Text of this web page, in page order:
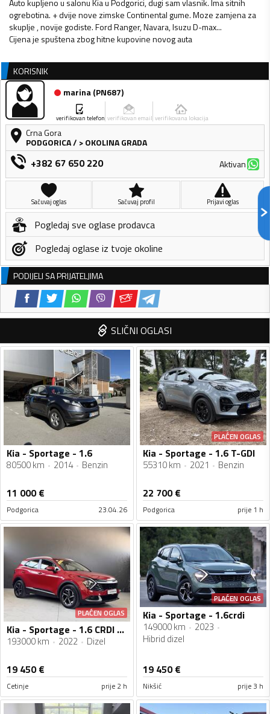
Auto kupljeno u salonu Kia u Podgorici, dugi sam vlasnik. Ima sitnih
ogrebotina. + dvije nove zimske Continental gume. Moze zamjena za
skuplje , novije godiste. Ford Ranger, Navara, Isuzu D-max...
Cijena je spuštena zbog hitne kupovine novog auta
KORISNIK
marina(PN687)
verifikovan telefon verifikovan email verifikovana lokacija
Crna Gora
PODGORICA/ > OKOLINA GRADA
+382 67 650 220 Aktivan
Sačuvaj oglas Sačuvaj profil Prijavi oglas
Pogledaj sve oglase prodavca
Pogledaj oglase iz tvoje okoline
PODIJELI SA PRIJATELJIMA
SLIČNI OGLASI
Kia - Sportage - 1.6
80500 km 2014 Benzin
11 000€
Podgorica 23.04.26
PLAĆEN OGLAS
Kia - Sportage - 1.6 T-GDI
55310 km 2021 Benzin
22 700€
Podgorica prije 1 h
PLAĆEN OGLAS
Kia - Sportage - 1.6 CRDI - 136 KS
193000 km 2022 Dizel
19 450€
Cetinje prije 2 h
PLAĆEN OGLAS
Kia - Sportage - 1.6crdi
149000 km
2023
Hibrid dizel
19 450€
Nikšić prije 3 h